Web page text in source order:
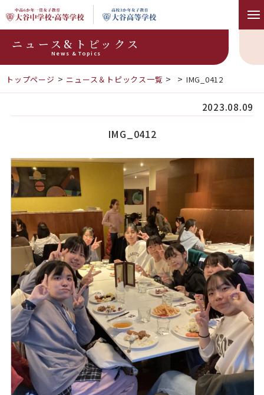
ニュース&トピックス
News & Topics
トップページ ニュース＆トピックス一覧 IMG_0412
2023.08.09
IMG_0412